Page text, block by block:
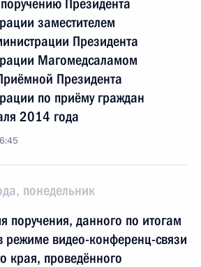
Президента
заместителем
Президента
Магомедсаламом
Президента
по приёму граждан
2014 года
понедельник
поручения, данного по итогам
режиме видео-конференц-связи
края, проведённого